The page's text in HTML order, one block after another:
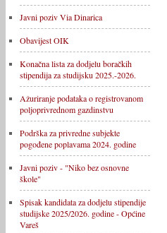
Javni poziv Via Dinarica
Obavijest OIK
Konačna lista za dodjelu boračkih
stipendija za studijsku 2025.-2026.
Ažuriranje podataka o registrovanom
poljoprivrednom gazdinstvu
Podrška za privredne subjekte
pogođene poplavama 2024. godine
Javni poziv - "Niko bez osnovne
škole"
Spisak kandidata za dodjelu stipendije
studijske 2025/2026. godine - Općine
Vareš